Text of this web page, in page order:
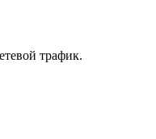
трафик.